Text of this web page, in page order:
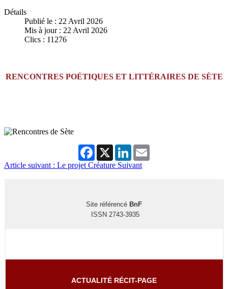
Détails
Publié le : 22 Avril 2026
Mis à jour : 22 Avril 2026
Clics : 11276
RENCONTRES POÉTIQUES ET LITTÉRAIRES DE SÈTE
Facebook
X LinkedIn
Article suivant : Le projet Créature Suivant
Site référencé BnF
ISSN 2743-3935
ACTUALITÉ RÉCIT-PAGE